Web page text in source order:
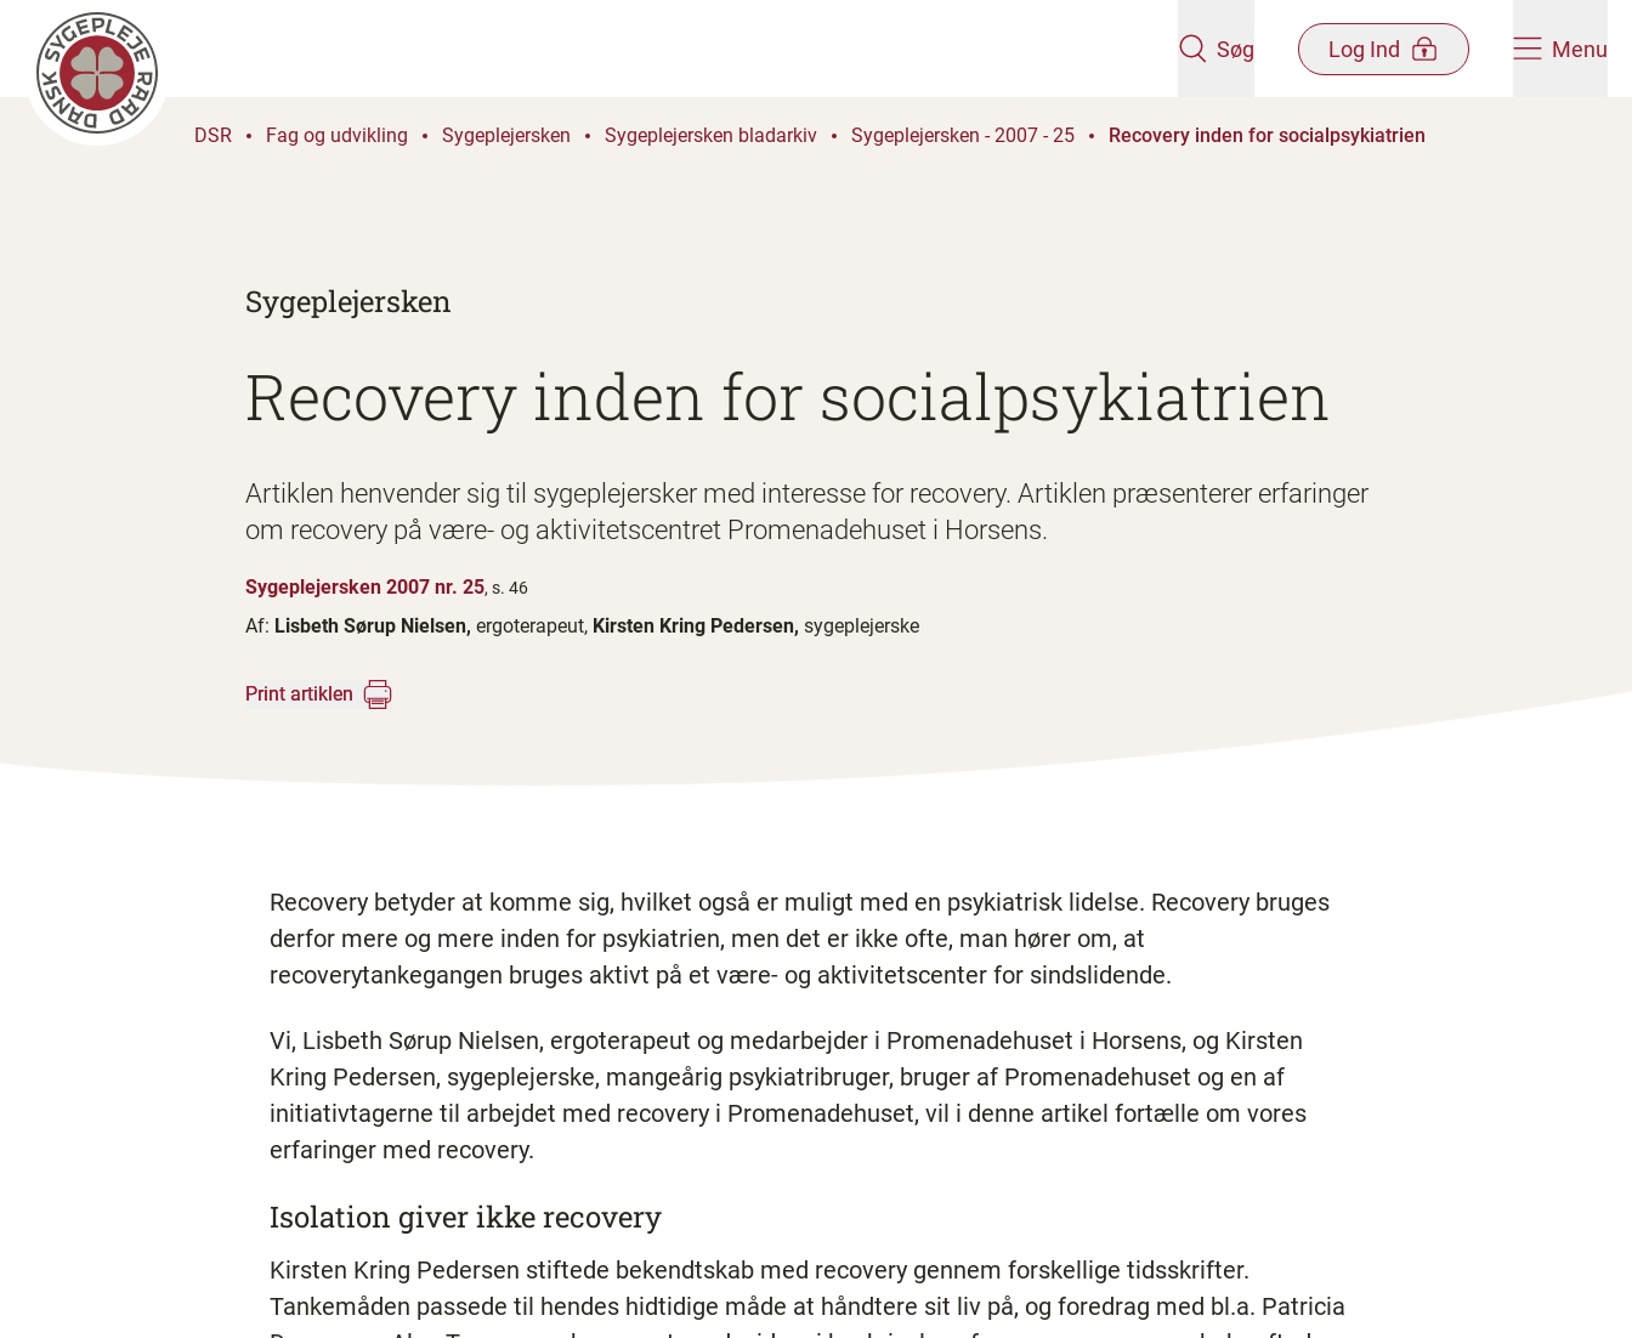
Søg Log Ind Menu
DSR Fag og udvikling Sygeplejersken Sygeplejersken bladarkiv Sygeplejersken - 2007 - 25 Recovery inden for socialpsykiatrien
Sygeplejersken
Recovery inden for socialpsykiatrien
Artiklen henvender sig til sygeplejersker med interesse for recovery. Artiklen præsenterer erfaringer
om recovery på være- og aktivitetscentret Promenadehuset i Horsens.
Sygeplejersken 2007 nr. 25, s. 46
Af: Lisbeth Sørup Nielsen, ergoterapeut, Kirsten Kring Pedersen, sygeplejerske
Print artiklen
Recovery betyder at komme sig, hvilket også er muligt med en psykiatrisk lidelse. Recovery bruges
derfor mere og mere inden for psykiatrien, men det er ikke ofte, man hører om, at
recoverytankegangen bruges aktivt på et være- og aktivitetscenter for sindslidende.
Vi, Lisbeth Sørup Nielsen, ergoterapeut og medarbejder i Promenadehuset i Horsens, og Kirsten
Kring Pedersen, sygeplejerske, mangeårig psykiatribruger, bruger af Promenadehuset og en af
initiativtagerne til arbejdet med recovery i Promenadehuset, vil i denne artikel fortælle om vores
erfaringer med recovery.
Isolation giver ikke recovery
Kirsten Kring Pedersen stiftede bekendtskab med recovery gennem forskellige tidsskrifter.
Tankemåden passede til hendes hidtidige måde at håndtere sit liv på, og foredrag med bl.a. Patricia